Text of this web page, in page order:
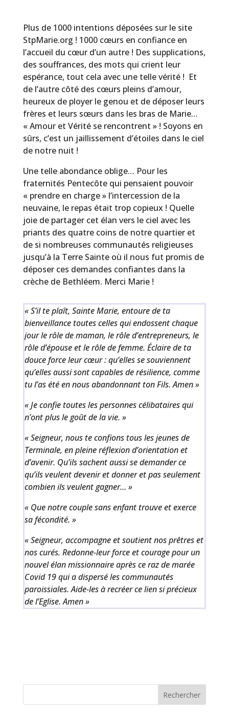
Plus de 1000 intentions déposées sur le site
StpMarie.org ! 1000 cœurs en confiance en
l’accueil du cœur d’un autre ! Des supplications,
des souffrances, des mots qui crient leur
espérance, tout cela avec une telle vérité ! Et
de l’autre côté des cœurs pleins d’amour,
heureux de ployer le genou et de déposer leurs
frères et leurs sœurs dans les bras de Marie…
« Amour et Vérité se rencontrent » ! Soyons en
sûrs, c’est un jaillissement d’étoiles dans le ciel
de notre nuit !
Une telle abondance oblige… Pour les
fraternités Pentecôte qui pensaient pouvoir
« prendre en charge » l’intercession de la
neuvaine, le repas était trop copieux ! Quelle
joie de partager cet élan vers le ciel avec les
priants des quatre coins de notre quartier et
de si nombreuses communautés religieuses
jusqu’à la Terre Sainte où il nous fut promis de
déposer ces demandes confiantes dans la
crèche de Bethléem. Merci Marie !
« S’il te plaît, Sainte Marie, entoure de ta
bienveillance toutes celles qui endossent chaque
jour le rôle de maman, le rôle d’entrepreneurs, le
rôle d’épouse et le rôle de femme. Éclaire de ta
douce force leur cœur : qu’elles se souviennent
qu’elles aussi sont capables de résilience, comme
tu l’as été en nous abandonnant ton Fils. Amen »
« Je confie toutes les personnes célibataires qui
n’ont plus le goût de la vie. »
« Seigneur, nous te confions tous les jeunes de
Terminale, en pleine réflexion d’orientation et
d’avenir. Qu’ils sachent aussi se demander ce
qu’ils veulent devenir et donner et pas seulement
combien ils veulent gagner… »
« Que notre couple sans enfant trouve et exerce
sa fécondité. »
« Seigneur, accompagne et soutient nos prêtres et
nos curés. Redonne-leur force et courage pour un
nouvel élan missionnaire après ce raz de marée
Covid 19 qui a dispersé les communautés
paroissiales. Aide-les à recréer ce lien si précieux
de l’Eglise. Amen »